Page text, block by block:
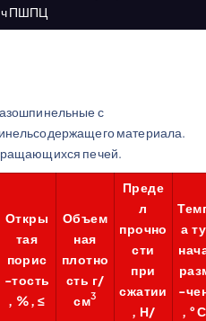
ПШПЦ
с
материала.
печей.
Откры
тая
порис
-тость
, %, ≤
Объем
ная
плотно
сть г/
см3
Преде
л
прочно
сти
при
сжатии
, Н/
а
-
,